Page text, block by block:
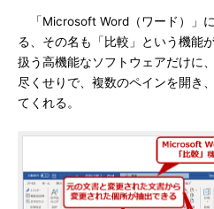
「Microsoft Word（ワード）」
る、その名も「比較」という機能
扱う高機能なソフトウェアだけに
尽くせりで、複数のペインを開き
てくれる。